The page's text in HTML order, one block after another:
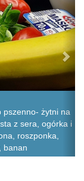
pszenno- żytni na
z sera, ogórka i
roszponka,
banan